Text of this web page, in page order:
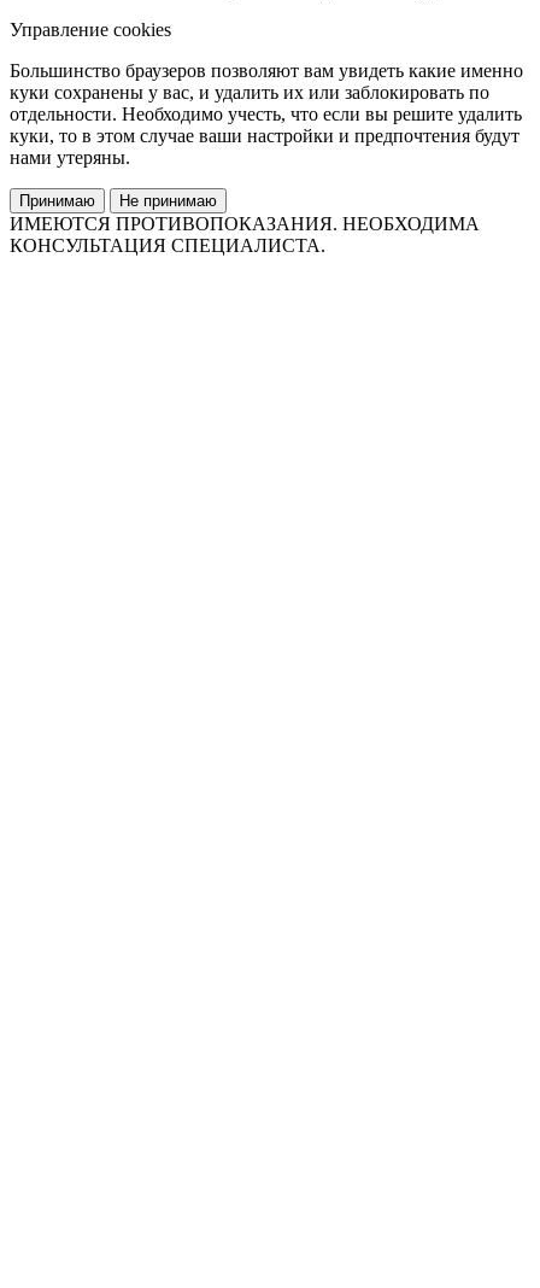
Управление cookies
Большинство браузеров позволяют вам увидеть какие именно
куки сохранены у вас, и удалить их или заблокировать по
отдельности. Необходимо учесть, что если вы решите удалить
куки, то в этом случае ваши настройки и предпочтения будут
нами утеряны.
Принимаю Не принимаю
ИМЕЮТСЯ ПРОТИВОПОКАЗАНИЯ. НЕОБХОДИМА
КОНСУЛЬТАЦИЯ СПЕЦИАЛИСТА.